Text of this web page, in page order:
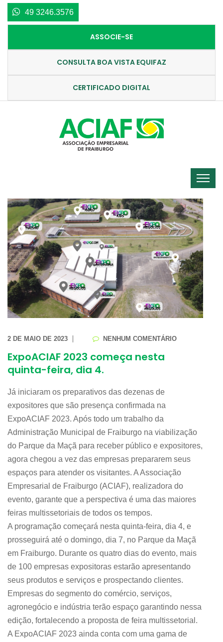
49 3246.3576
ASSOCIE-SE
CONSULTA BOA VISTA EQUIFAZ
CERTIFICADO DIGITAL
2 DE MAIO DE 2023 NENHUM COMENTÁRIO
ExpoACIAF 2023 começa nesta
quinta-feira, dia 4.
Já iniciaram os preparativos das dezenas de
expositores que são presença confirmada na
ExpoACIAF 2023. Após todo um trabalho da
Administração Municipal de Fraiburgo na viabilização
do Parque da Maçã para receber público e expositores,
agora chegou a vez das empresas prepararem seus
espaços para atender os visitantes. A Associação
Empresarial de Fraiburgo (ACIAF), realizadora do
evento, garante que a perspectiva é uma das maiores
feiras multissetoriais de todos os tempos.
A programação começará nesta quinta-feira, dia 4, e
prosseguirá até o domingo, dia 7, no Parque da Maçã
em Fraiburgo. Durante os quatro dias do evento, mais
de 100 empresas expositoras estarão apresentando
seus produtos e serviços e prospectando clientes.
Empresas do segmento do comércio, serviços,
agronegócio e indústria terão espaço garantindo nessa
edição, fortalecendo a proposta de feira multissetorial.
A ExpoACIAF 2023 ainda conta com uma gama de